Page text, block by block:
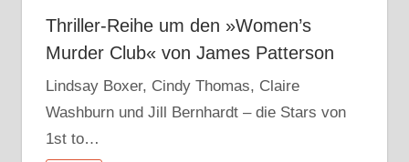
Thriller-Reihe um den »Women’s
Murder Club« von James Patterson
Lindsay Boxer, Cindy Thomas, Claire
Washburn und Jill Bernhardt – die Stars von
1st to…